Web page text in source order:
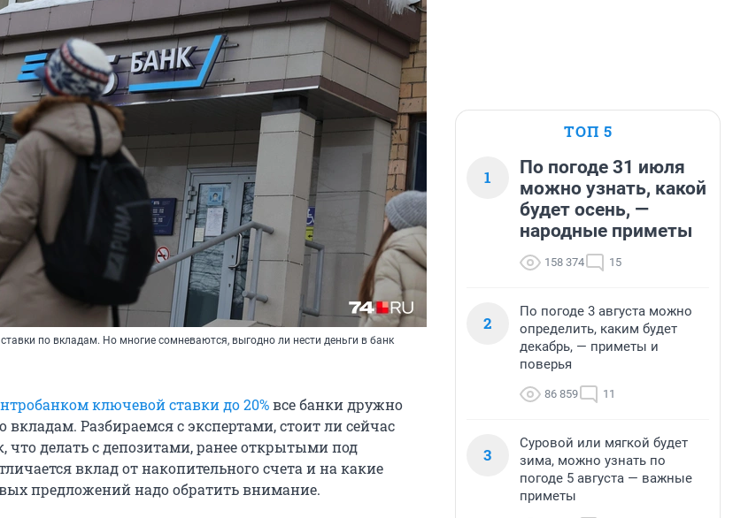
по вкладам. Но многие сомневаются, выгодно ли нести деньги в банк
ключевой ставки до 20%все банки дружно
Разбираемся с экспертами, стоит ли сейчас
что делать с депозитами, ранее открытыми под
вклад от накопительного счета и на какие
предложений надо обратить внимание.
ТОП 5
1
По погоде 31 июля
можно узнать, какой
будет осень, —
народные приметы
158 374 15
2
По погоде 3 августа можно
определить, каким будет
декабрь, — приметы и
поверья
86 859 11
3
Суровой или мягкой будет
зима, можно узнать по
погоде 5 августа — важные
приметы